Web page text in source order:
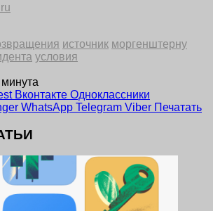
источник моргенштерну
условия
Вконтакте Одноклассники
WhatsApp Telegram Viber Печатать